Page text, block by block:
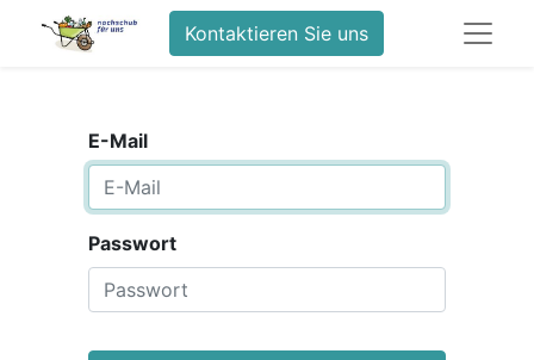
Kontaktieren Sie uns
E-Mail
Passwort